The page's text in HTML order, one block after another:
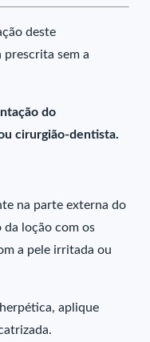
deste
prescrita sem a
do
cirurgião-dentista.
na parte externa do
loção com os
a pele irritada ou
aplique